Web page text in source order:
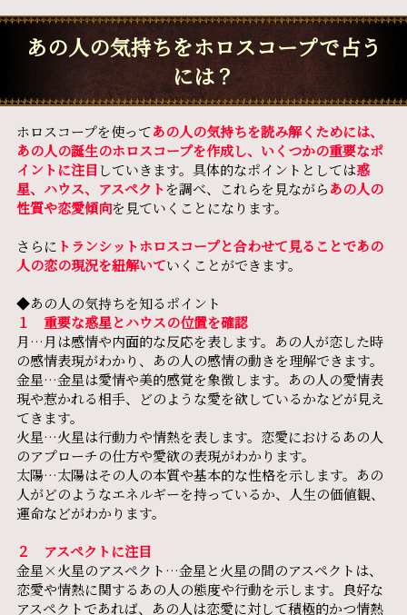
あの人の気持ちをホロスコープで占う
には？
ホロスコープを使ってあの人の気持ちを読み解くためには、
あの人の誕生のホロスコープを作成し、いくつかの重要なポ
イントに注目していきます。具体的なポイントとしては惑
星、ハウス、アスペクトを調べ、これらを見ながらあの人の
性質や恋愛傾向を見ていくことになります。
さらに トランシットホロスコープと合わせて見ることであの
人の恋の現況を紐解いていくことができます。
◆あの人の気持ちを知るポイント
１ 重要な惑星とハウスの位置を確認
月…月は感情や内面的な反応を表します。あの人が恋した時
の感情表現がわかり、あの人の感情の動きを理解できます。
金星…金星は愛情や美的感覚を象徴します。あの人の愛情表
現や惹かれる相手、どのような愛を欲しているかなどが見え
てきます。
火星…火星は行動力や情熱を表します。恋愛におけるあの人
のアプローチの仕方や愛欲の表現がわかります。
太陽…太陽はその人の本質や基本的な性格を示します。あの
人がどのようなエネルギーを持っているか、人生の価値観、
運命などがわかります。
２ アスペクトに注目
金星×火星のアスペクト…金星と火星の間のアスペクトは、
恋愛や情熱に関するあの人の態度や行動を示します。良好な
アスペクトであれば、あの人は恋愛に対して積極的かつ情熱